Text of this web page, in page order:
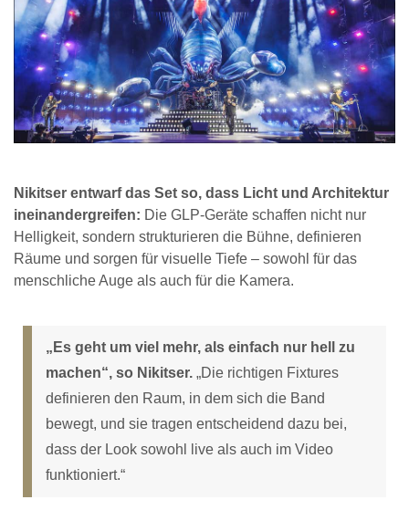
Nikitser entwarf das Set so, dass Licht und Architektur
ineinandergreifen: Die GLP-Geräte schaffen nicht nur
Helligkeit, sondern strukturieren die Bühne, definieren
Räume und sorgen für visuelle Tiefe – sowohl für das
menschliche Auge als auch für die Kamera.
„Es geht um viel mehr, als einfach nur hell zu
machen“, so Nikitser. „Die richtigen Fixtures
definieren den Raum, in dem sich die Band
bewegt, und sie tragen entscheidend dazu bei,
dass der Look sowohl live als auch im Video
funktioniert.“